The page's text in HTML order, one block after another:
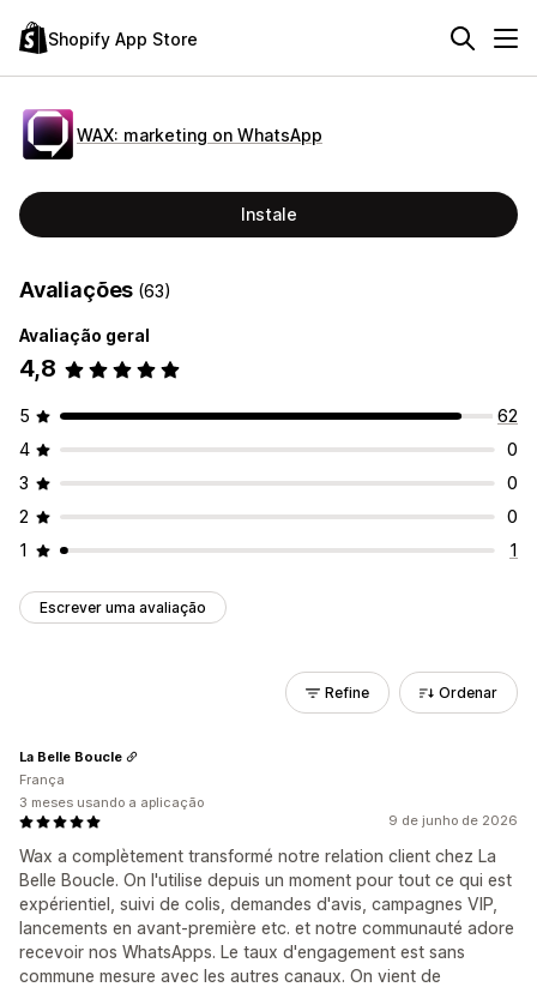
Shopify App Store
WAX: marketing on WhatsApp
Instale
Avaliações (63)
Avaliação geral
4,8
5
62
4
0
3
0
2
0
1
1
Escrever uma avaliação
Refine Ordenar
9 de junho de 2026
Wax a complètement transformé notre relation client chez La
Belle Boucle. On l'utilise depuis un moment pour tout ce qui est
expérientiel, suivi de colis, demandes d'avis, campagnes VIP,
lancements en avant-première etc. et notre communauté adore
recevoir nos WhatsApps. Le taux d'engagement est sans
commune mesure avec les autres canaux. On vient de
La Belle Boucle
França
3 meses usando a aplicação